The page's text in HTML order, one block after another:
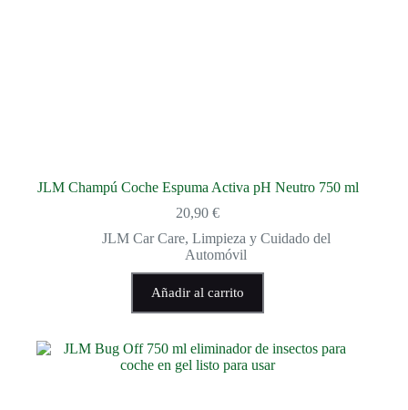
JLM Champú Coche Espuma Activa pH Neutro 750 ml
20,90€
JLM Car Care, Limpieza y Cuidado del
Automóvil
Añadir al carrito